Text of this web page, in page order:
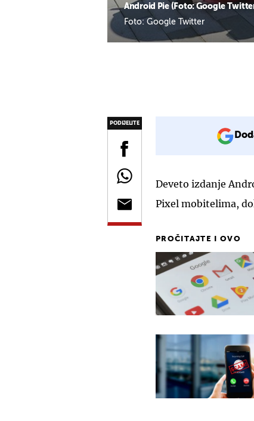
Android Pie (Foto: Google
Foto: Google Twitter
PODIJELITE
Deveto izdanje
Pixel mobitelima,
PROČITAJTE I OVO